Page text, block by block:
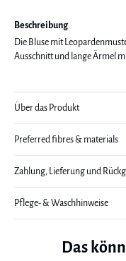
Beschreibung
Die Bluse mit
Ausschnitt und lange Ärmel
Über das Produkt
Preferred fibres & materials
Zahlung, Lieferung und
Pflege- & Waschhinweise
Das